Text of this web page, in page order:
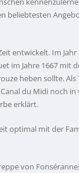
beliebtesten
entwickelt. Im Jahr
im Jahre 1667 mit
heben sollte. Als
du Midi noch in
erklärt.
optimal mit der
von